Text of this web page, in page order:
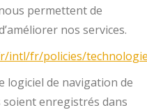
permettent de
nos services.
intl/fr/policies/
logiciel de navigation de
soient enregistrés dans